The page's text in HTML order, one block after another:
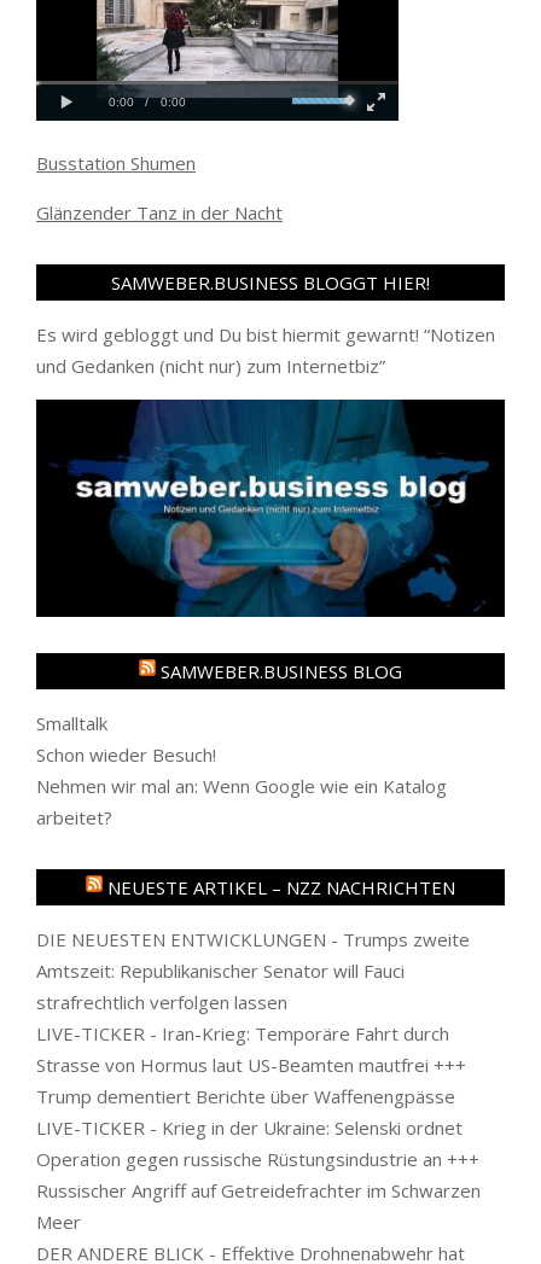
Busstation Shumen
Glänzender Tanz in der Nacht
SAMWEBER.BUSINESS BLOGGT HIER!
Es wird gebloggt und Du bist hiermit gewarnt! “Notizen
und Gedanken (nicht nur) zum Internetbiz”
SAMWEBER.BUSINESS BLOG
Smalltalk
Schon wieder Besuch!
Nehmen wir mal an: Wenn Google wie ein Katalog
arbeitet?
NEUESTE ARTIKEL – NZZ NACHRICHTEN
DIE NEUESTEN ENTWICKLUNGEN - Trumps zweite
Amtszeit: Republikanischer Senator will Fauci
strafrechtlich verfolgen lassen
LIVE-TICKER - Iran-Krieg: Temporäre Fahrt durch
Strasse von Hormus laut US-Beamten mautfrei +++
Trump dementiert Berichte über Waffenengpässe
LIVE-TICKER - Krieg in der Ukraine: Selenski ordnet
Operation gegen russische Rüstungsindustrie an +++
Russischer Angriff auf Getreidefrachter im Schwarzen
Meer
DER ANDERE BLICK - Effektive Drohnenabwehr hat